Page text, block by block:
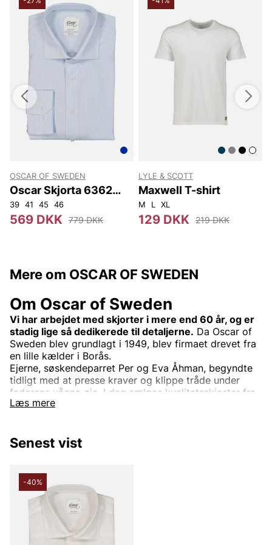
OSCAR OF SWEDEN
Oscar Skjorta 6362
Reg
39 41 45 46
569 DKK 779 DKK
LYLE & SCOTT
Maxwell T-shirt
M L XL
129 DKK 219 DKK
Mere om OSCAR OF SWEDEN
Læs mere
Om Oscar of Sweden
Vi har arbejdet med skjorter i mere end 60 år, og er
stadig lige så dedikerede til detaljerne. Da Oscar of
Sweden blev grundlagt i 1949, blev firmaet drevet fra
en lille kælder i Borås.
Ejerne, søskendeparret Per og Eva Åhman, begyndte
tidligt med at presse kraver og klippe tråde under
faderens vågne øje. I dag sælges kvalitetsskjorter fra
Oscar of Sweden over hele verden, men de designes
Vi er dedikerede til detaljerne. Hver søm, hvert
mønster, pasform og snit skal være helt perfekt. Vi
og mærkes, at du bærer en skjorte fra Oscar of
Sweden. Derfor lægger vi stor vægt på valget af
eksklusive tekstiler, knapper og tråd til
vævningsteknik og vask af stoffet. Med hensyn til
stoffer tilbyder vi alt fra hør til vasket denim,
Senest vist
-40%